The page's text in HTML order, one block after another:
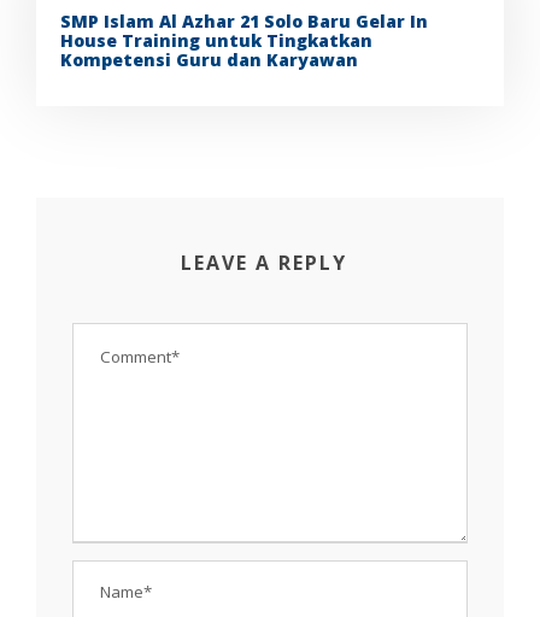
SMP Islam Al Azhar 21 Solo Baru Gelar In
House Training untuk Tingkatkan
Kompetensi Guru dan Karyawan
LEAVE A REPLY